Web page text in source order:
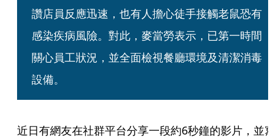
讚店員反應迅速，也有人擔心徒手接觸老鼠恐有
感染疾病風險。對此，麥當勞表示，已第一時間
關心員工狀況，並全面檢視餐廳環境及清潔消毒
設備。
近日有網友在社群平台分享一段約6秒鐘的影片，並